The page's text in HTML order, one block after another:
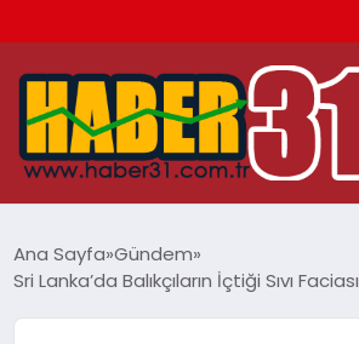
Ana Sayfa Gündem
Sri Lanka’da Balıkçıların İçtiği Sıvı Faciası